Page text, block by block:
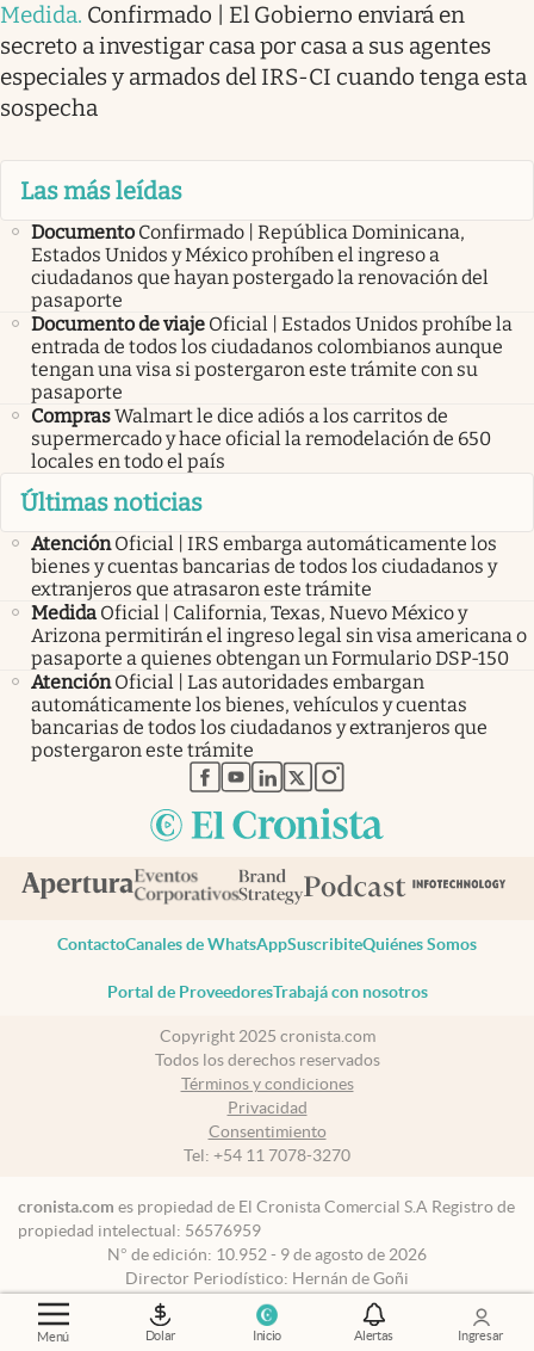
Menú Dolar Inicio Alertas Ingresar
Medida. Confirmado | El Gobierno enviará en
secreto a investigar casa por casa a sus agentes
especiales y armados del IRS-CI cuando tenga esta
sospecha
Las más leídas
Documento Confirmado | República Dominicana,
Estados Unidos y México prohíben el ingreso a
ciudadanos que hayan postergado la renovación del
pasaporte
Documento de viaje Oficial | Estados Unidos prohíbe la
entrada de todos los ciudadanos colombianos aunque
tengan una visa si postergaron este trámite con su
pasaporte
ComprasWalmart le dice adiós a los carritos de
supermercado y hace oficial la remodelación de 650
locales en todo el país
Últimas noticias
Atención Oficial | IRS embarga automáticamente los
bienes y cuentas bancarias de todos los ciudadanos y
extranjeros que atrasaron este trámite
Medida Oficial | California, Texas, Nuevo México y
Arizona permitirán el ingreso legal sin visa americana o
pasaporte a quienes obtengan un Formulario DSP-150
Atención Oficial | Las autoridades embargan
automáticamente los bienes, vehículos y cuentas
bancarias de todos los ciudadanos y extranjeros que
postergaron este trámite
abre en nueva pestaña
abre en nueva pestaña
abre en nueva pestaña
abre en nueva pestaña
abre en nueva pestaña
ContactoCanales de WhatsAppSuscribiteQuiénes Somos
Portal de ProveedoresTrabajá con nosotros
Copyright 2025 cronista.com
Todos los derechos reservados
Términos y condiciones
Privacidad
Consentimiento
Tel: +54 11 7078-3270
cronista.com es propiedad de El Cronista Comercial S.A Registro de
propiedad intelectual: 56576959
N° de edición: 10.952 - 9 de agosto de 2026
Director Periodístico: Hernán de Goñi